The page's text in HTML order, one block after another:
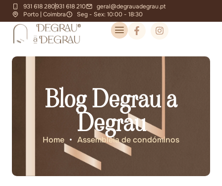
931 618 280931 618 210
geral@degrauadegrau.pt
Porto | Coimbra
Seg - Sex: 10:00 - 18:30
Blog Degrau a
Degrau
Home • Assembleia de condóminos